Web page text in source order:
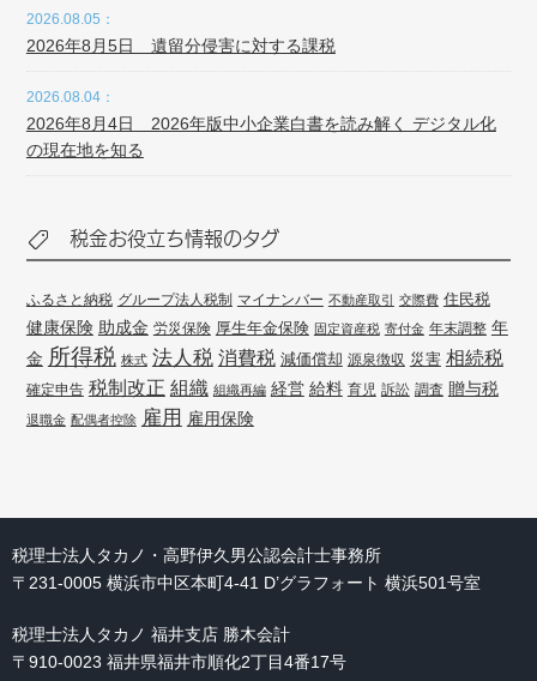
2026.08.05：
2026年8月5日 遺留分侵害に対する課税
2026.08.04：
2026年8月4日 2026年版中小企業白書を読み解く デジタル化
の現在地を知る
税金お役立ち情報のタグ
ふるさと納税 グループ法人税制 マイナンバー 不動産取引 交際費 住民税
健康保険 助成金 労災保険 厚生年金保険 固定資産税 寄付金 年末調整 年
金 所得税 株式 法人税 消費税 減価償却 源泉徴収 災害 相続税
確定申告 税制改正 組織 組織再編 経営 給料 育児 訴訟 調査 贈与税
退職金 配偶者控除 雇用 雇用保険
税理士法人タカノ・高野伊久男公認会計士事務所
〒231-0005 横浜市中区本町4-41 D’グラフォート 横浜501号室
税理士法人タカノ 福井支店 勝木会計
〒910-0023 福井県福井市順化2丁目4番17号